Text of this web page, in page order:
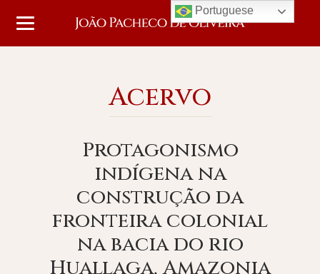
Acervo
Protagonismo
indígena na
construção da
fronteira colonial
na bacia do rio
Huallaga, Amazonia
Portuguese